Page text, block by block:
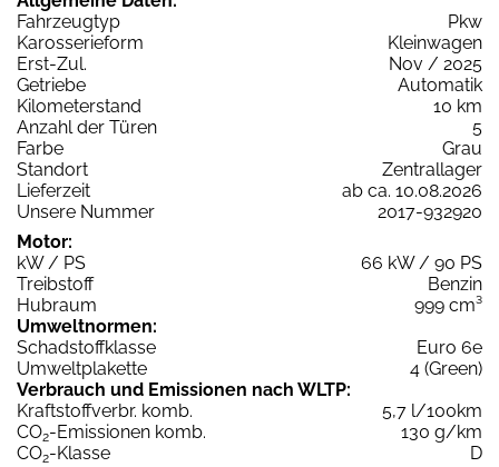
Fahrzeugtyp
Pkw
Karosserieform
Kleinwagen
Erst-Zul.
Nov / 2025
Getriebe
Automatik
Kilometerstand
10 km
Anzahl der Türen
5
Farbe
Grau
Standort
Zentrallager
Lieferzeit
ab ca. 10.08.2026
Unsere Nummer
2017-932920
Motor:
kW / PS
66 kW / 90 PS
Treibstoff
Benzin
Hubraum
999 cm³
Umweltnormen:
Schadstoffklasse
Euro 6e
Umweltplakette
4 (Green)
Verbrauch und Emissionen nach WLTP:
Kraftstoffverbr. komb.
5,7 l/100km
CO2-Emissionen komb.
130 g/km
CO2-Klasse
D